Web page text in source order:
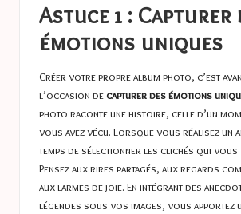
Astuce 1 : Capturer
émotions uniques
Créer votre propre album photo, c’est
l’occasion de capturer des émotions
photo raconte une histoire, celle d’un
vous avez vécu. Lorsque vous réalisez un
temps de sélectionner les clichés qui
Pensez aux rires partagés, aux regards
aux larmes de joie. En intégrant des
légendes sous vos images, vous apportez